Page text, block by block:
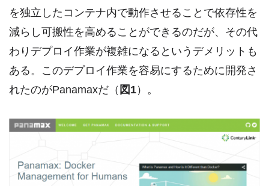
を独立したコンテナ内で動作させることで依存性を
減らし可搬性を高めることができるのだが、その代
わりデプロイ作業が複雑になるというデメリットも
ある。このデプロイ作業を容易にするために開発さ
れたのがPanamaxだ（ 図1）。